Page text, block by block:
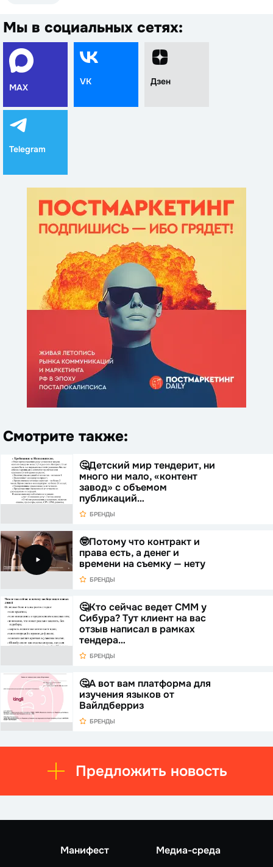
Мы в социальных сетях:
MAX
VK Дзен
Telegram
Смотрите также:
🤔Детский мир тендерит, ни
много ни мало, «контент
завод» с объемом
публикаций…
БРЕНДЫ
🤓Потому что контракт и
права есть, а денег и
времени на съемку — нету
БРЕНДЫ
🤔Кто сейчас ведет СММ у
Сибура? Тут клиент на вас
отзыв написал в рамках
тендера…
БРЕНДЫ
🤔А вот вам платформа для
изучения языков от
Вайлдберриз
БРЕНДЫ
Предложить новость
Манифест Медиа-среда